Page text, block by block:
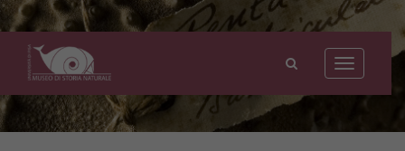
Toggle
navigation
Museo
di
Storia
Naturale
dell'Università